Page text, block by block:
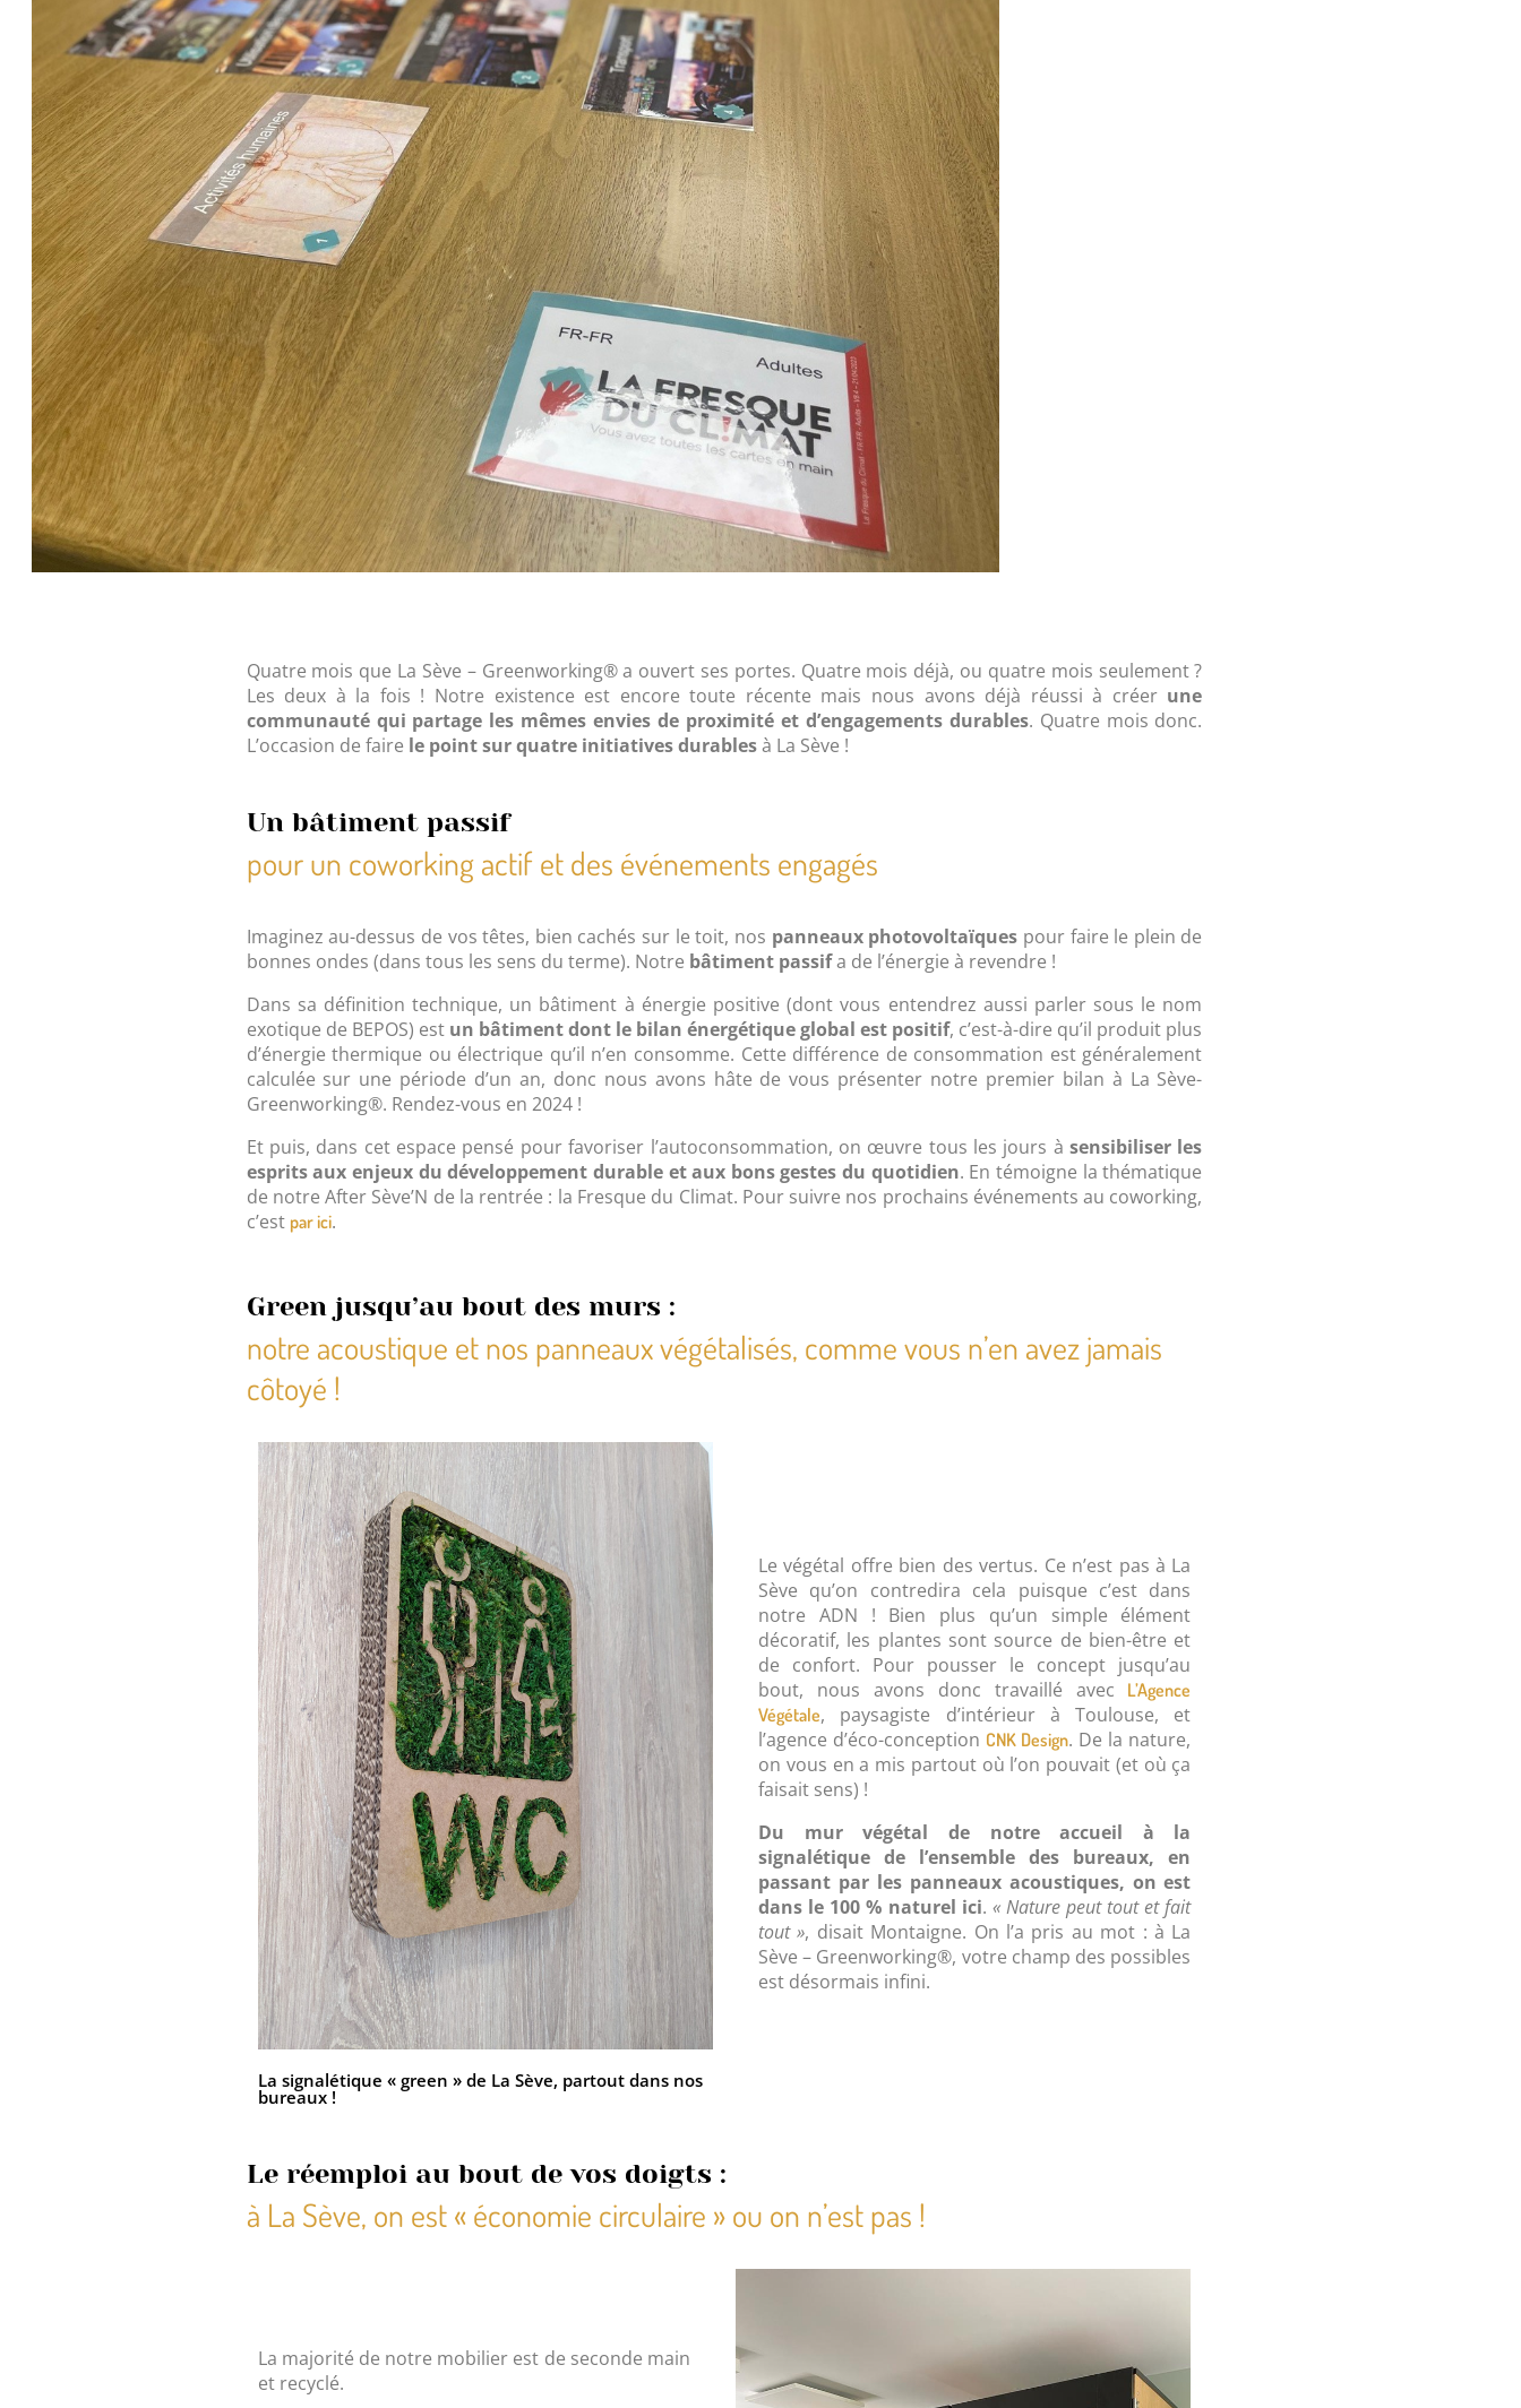
Quatre mois que La Sève – Greenworking® a ouvert ses portes. Quatre mois déjà, ou quatre mois seulement ?
Les deux à la fois ! Notre existence est encore toute récente mais nous avons déjà réussi à créer une
communauté qui partage les mêmes envies de proximité et d’engagements durables. Quatre mois donc.
L’occasion de faire le point sur quatre initiatives durablesà La Sève !
Un bâtiment passif
pour un coworking actif et des événements engagés
Imaginez au-dessus de vos têtes, bien cachés sur le toit, nos panneaux photovoltaïques pour faire le plein de
bonnes ondes (dans tous les sens du terme). Notre bâtiment passifa de l’énergie à revendre !
Dans sa définition technique, un bâtiment à énergie positive (dont vous entendrez aussi parler sous le nom
exotique de BEPOS) est un bâtiment dont le bilan énergétique global est positif, c’est-à-dire qu’il produit plus
d’énergie thermique ou électrique qu’il n’en consomme. Cette différence de consommation est généralement
calculée sur une période d’un an, donc nous avons hâte de vous présenter notre premier bilan à La Sève-
Greenworking®. Rendez-vous en 2024 !
Et puis, dans cet espace pensé pour favoriser l’autoconsommation, on œuvre tous les jours àsensibiliser les
esprits aux enjeux du développement durable et aux bons gestes du quotidien. En témoigne la thématique
de notre After Sève’N de la rentrée : la Fresque du Climat. Pour suivre nos prochains événements au coworking,
c’est par ici.
Green jusqu’au bout des murs :
notre acoustique et nos panneaux végétalisés, comme vous n’en avez jamais
côtoyé !
La signalétique « green » de La Sève, partout dans nos
bureaux !
Le végétal offre bien des vertus. Ce n’est pas à La
Sève qu’on contredira cela puisque c’est dans
notre ADN ! Bien plus qu’un simple élément
décoratif, les plantes sont source de bien-être et
de confort. Pour pousser le concept jusqu’au
bout, nous avons donc travaillé avec L’Agence
Végétale, paysagiste d’intérieur à Toulouse, et
l’agence d’éco-conception CNK Design. De la nature,
on vous en a mis partout où l’on pouvait (et où ça
faisait sens) !
Du mur végétal de notre accueil à la
signalétique de l’ensemble des bureaux, en
passant par les panneaux acoustiques, on est
dans le 100 % naturel ici. « Nature peut tout et fait
tout », disait Montaigne. On l’a pris au mot : à La
Sève – Greenworking®, votre champ des possibles
est désormais infini.
Le réemploi au bout de vos doigts :
à La Sève, on est « économie circulaire » ou on n’est pas !
La majorité de notre mobilier est de seconde main
et recyclé.